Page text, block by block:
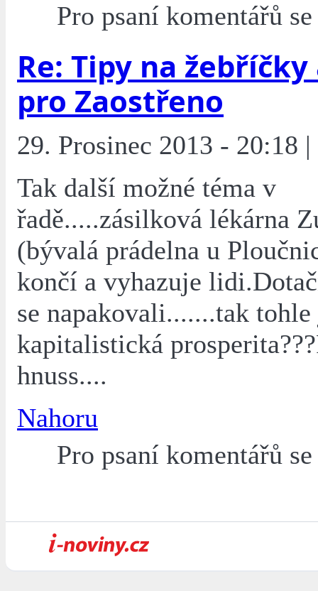
Pro psaní komentářů
Re: Tipy na
pro Zaostřeno
29. Prosinec 2013 - 20:18
Tak další možné téma v
řadě.....zásilková lékárna
(bývalá prádelna u
končí a vyhazuje
se napakovali.......tak tohle
kapitalistická
hnuss....
Nahoru
Pro psaní komentářů